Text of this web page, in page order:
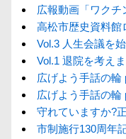
広報動画「ワク
高松市歴史資料館
Vol.3 人生会議を
Vol.1 退院を考え
広げよう手話の輪
広げよう手話の輪
守れていますか?
市制施行130周年